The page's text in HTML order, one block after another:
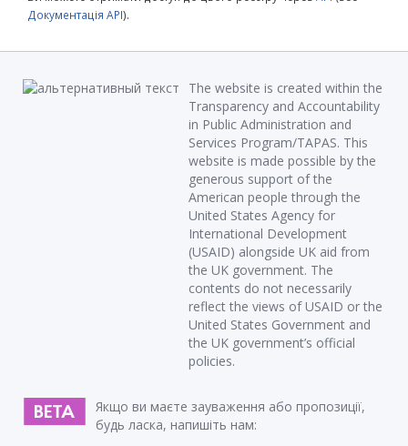
Документація API).
The website is created within the
Transparency and Accountability
in Public Administration and
Services Program/TAPAS. This
website is made possible by the
generous support of the
American people through the
United States Agency for
International Development
(USAID) alongside UK aid from
the UK government. The
contents do not necessarily
reflect the views of USAID or the
United States Government and
the UK government’s official
policies.
Якщо ви маєте зауваження або пропозиції,
будь ласка, напишіть нам: